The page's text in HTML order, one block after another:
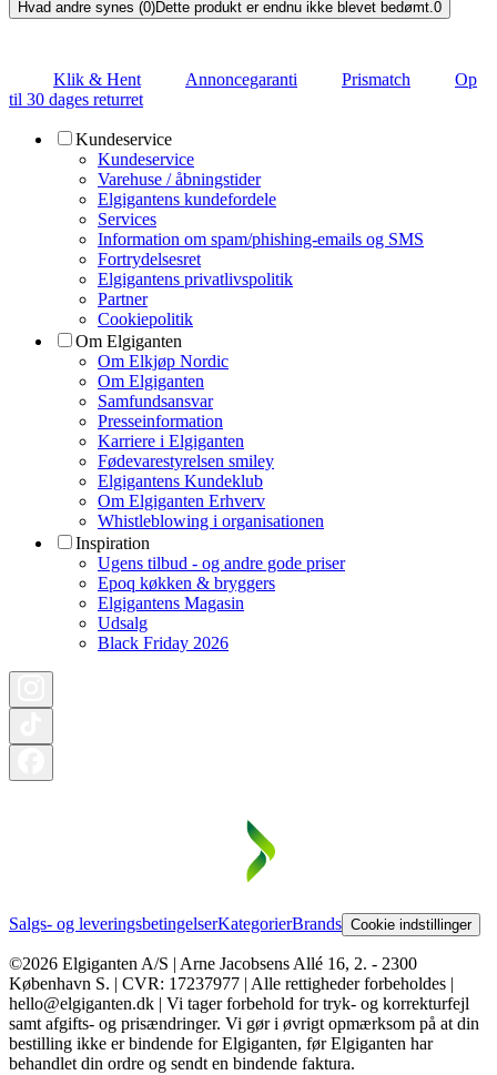
Hvad andre synes (0)Dette produkt er endnu ikke blevet bedømt.0
Klik & Hent Annoncegaranti Prismatch
Op
til 30 dages returret
Kundeservice
Kundeservice
Varehuse / åbningstider
Elgigantens kundefordele
Services
Information om spam/phishing-emails og SMS
Fortrydelsesret
Elgigantens privatlivspolitik
Partner
Cookiepolitik
Om Elgiganten
Om Elkjøp Nordic
Om Elgiganten
Samfundsansvar
Presseinformation
Karriere i Elgiganten
Fødevarestyrelsen smiley
Elgigantens Kundeklub
Om Elgiganten Erhverv
Whistleblowing i organisationen
Inspiration
Ugens tilbud - og andre gode priser
Epoq køkken & bryggers
Elgigantens Magasin
Udsalg
Black Friday 2026
Salgs- og leveringsbetingelserKategorierBrands Cookie indstillinger
©2026 Elgiganten A/S | Arne Jacobsens Allé 16, 2. - 2300
København S. | CVR: 17237977 | Alle rettigheder forbeholdes |
hello@elgiganten.dk | Vi tager forbehold for tryk- og korrekturfejl
samt afgifts- og prisændringer. Vi gør i øvrigt opmærksom på at din
bestilling ikke er bindende for Elgiganten, før Elgiganten har
behandlet din ordre og sendt en bindende faktura.